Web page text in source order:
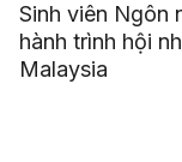
Sinh viên Ngôn
hành trình hội
Malaysia